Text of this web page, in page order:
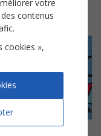
votre
contenus
cookies »,